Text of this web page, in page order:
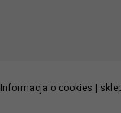
Informacja o cookies |